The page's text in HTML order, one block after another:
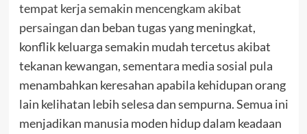
tempat kerja semakin mencengkam akibat
persaingandan beban tugas yang meningkat,
konflik keluarga semakin mudah tercetus akibat
tekanan kewangan, sementara media sosial pula
menambahkan keresahan apabila kehidupan orang
lain kelihatan lebih selesa dan sempurna. Semua ini
menjadikan manusia moden hidup dalam keadaan